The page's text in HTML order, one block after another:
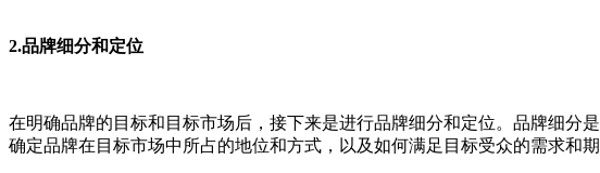
2.品牌细分和定位
在明确品牌的目标和目标市场后，接下来是进行品牌细分和定位。品牌细分
确定品牌在目标市场中所占的地位和方式，以及如何满足目标受众的需求和期